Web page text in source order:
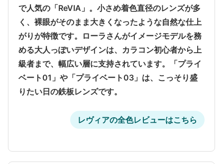
で人気の「ReVIA」。 小さめ着色直径のレンズが多
く、裸眼がそのまま大きくなったような自然な仕上
がりが特徴です。ローラさんがイメージモデルを務
める大人っぽいデザインは、カラコン初心者から上
級者まで、幅広い層に支持されています。「プライ
ベート01」や「プライベート03」は、こっそり盛
りたい日の鉄板レンズです。
レヴィアの全色レビューはこちら